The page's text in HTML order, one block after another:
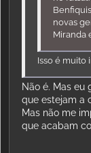
novas
Miranda
Isso é muito
Não é. Mas eu
que estejam a
Mas não me
que acabam